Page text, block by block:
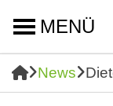
MENÜ
News